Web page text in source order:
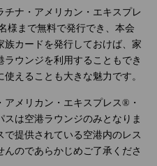
チナ・アメリカン・エキスプレ
様まで無料で発行でき、本会
族カードを発行しておけば、家
ウンジを利用することもでき
えることも大きな魅力です。
メリカン・エキスプレス®・
は空港ラウンジのみとなりま
提供されている空港内のレス
んのであらかじめご了承くださ